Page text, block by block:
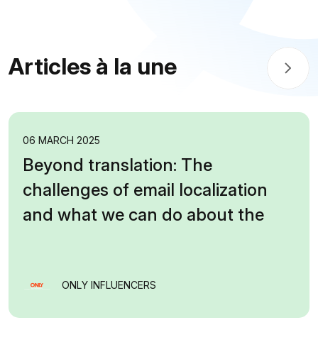
Articles à la une
06 MARCH 2025
Beyond translation: The
challenges of email localization
and what we can do about the
ONLY INFLUENCERS